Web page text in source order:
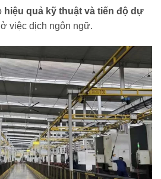
hiệu quả kỹ thuật và tiến độ dự
việc dịch ngôn ngữ.